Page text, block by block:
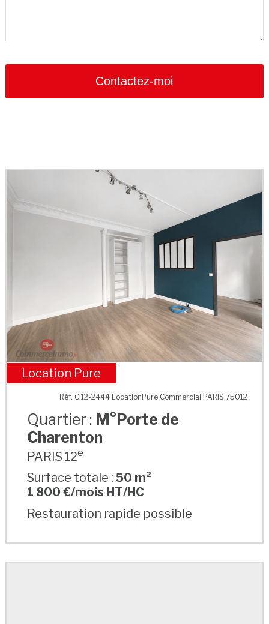
Contactez-moi
M°Porte de Charenton
Location Pure
Réf. CI12-2444 LocationPure Commercial PARIS 75012
Quartier : M°Porte de
Charenton
PARIS 12e
Surface totale :50 m²
1 800 €/mois HT/HC
Restauration rapide possible